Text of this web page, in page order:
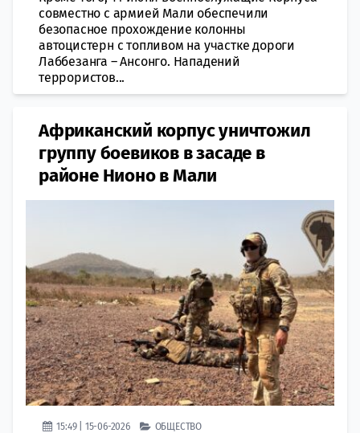
совместно с армией Мали обеспечили
безопасное прохождение колонны
автоцистерн с топливом на участке дороги
Лаббезанга – Ансонго. Нападений
террористов...
Африканский корпус уничтожил
группу боевиков в засаде в
районе Нионо в Мали
15:49 | 15-06-2026 ОБЩЕСТВО